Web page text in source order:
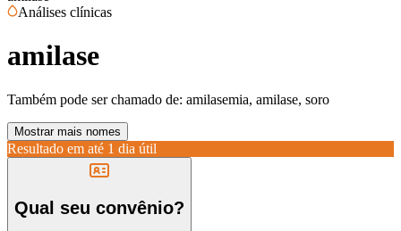
Análises clínicas
amilase
Também pode ser chamado de: amilasemia, amilase, soro
Mostrar mais nomes
Resultado em até 1 dia útil
Qual seu convênio?